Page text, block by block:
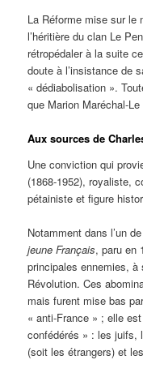
La Réforme mise sur le
l’héritière du clan Le
rétropédaler à la suite
doute à l’insistance de
« dédiabolisation ».
que Marion Maréchal-
Aux sources de
Une conviction qui
(1868-1952), royaliste,
pétainiste et figure
Notamment dans l’un
jeune Français, paru en
principales ennemies,
Révolution. Ces
mais furent mise bas
« anti-France » ; elle
confédérés » : les juifs,
(soit les étrangers) et